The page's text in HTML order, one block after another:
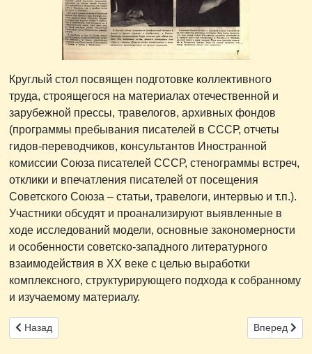
Круглый стол посвящен подготовке коллективного
труда, строящегося на материалах отечественной и
зарубежной прессы, травелогов, архивных фондов
(программы пребывания писателей в СССР, отчеты
гидов-переводчиков, консультантов Иностранной
комиссии Союза писателей СССР, стенограммы встреч,
отклики и впечатления писателей от посещения
Советского Союза – статьи, травелоги, интервью и т.п.).
Участники обсудят и проанализируют выявленные в
ходе исследований модели, основные закономерности
и особенности советско-западного литературного
взаимодействия в ХХ веке с целью выработки
комплексного, структурирующего подхода к собранному
и изучаемому материалу.
Предыдущий: В книжной серии проекта РНФ «Россия и Запад:
Назад Следующий:
Вперед